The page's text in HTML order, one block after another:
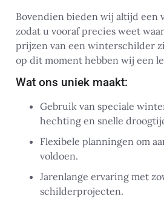
Bovendien bieden wij altijd een
zodat u vooraf precies weet
prijzen van een winterschilder
op dit moment hebben wij een
Wat ons uniek maakt:
Gebruik van speciale
hechting en snelle
Flexibele planningen om
voldoen.
Jarenlange ervaring met
schilderprojecten.